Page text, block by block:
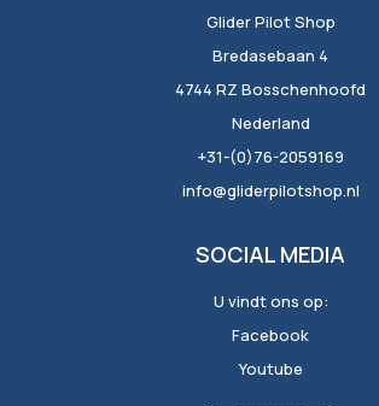
Glider Pilot Shop
Bredasebaan 4
4744 RZ Bosschenhoofd
Nederland
+31-(0)76-2059169
info@gliderpilotshop.nl
SOCIAL MEDIA
U vindt ons op:
Facebook
Youtube